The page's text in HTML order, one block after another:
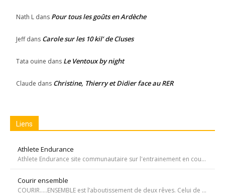
Nath L dans Pour tous les goûts en Ardèche
Jeffdans Carole sur les 10 kil’ de Cluses
Tata ouine dans Le Ventoux by night
Claude dans Christine, Thierry et Didier face au RER
Liens
Athlete Endurance
Athlete Endurance site communautaire sur l'entrainement en course à pied
Courir ensemble
COURIR…..ENSEMBLE est l’aboutissement de deux rêves. Celui de Tiffany qui, malgré une tumeur à la jambe voulait participer à la course de l’Escalade et celui de Carole, animatrice bénévole de l’atelier de bricolage du service d’oncopédiatrie de l’Hôpital